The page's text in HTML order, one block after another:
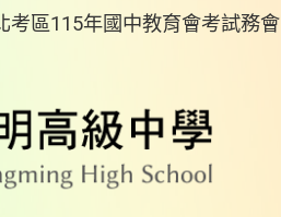
考區115年國中教育會考試務會